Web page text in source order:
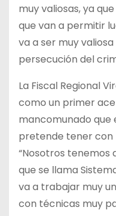
muy valiosas, ya
que van a permitir
va a ser muy
persecución del
La Fiscal Regional
como un primer
mancomunado que
pretende tener con
“Nosotros tenemos
que se llama
va a trabajar muy
con técnicas muy